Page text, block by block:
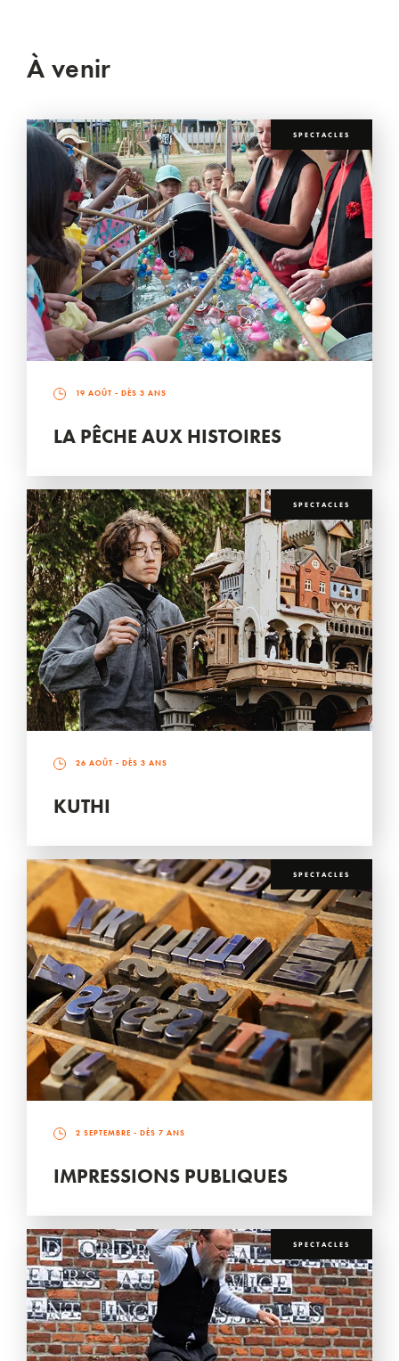
À venir
SPECTACLES
19 AOÛT - DÈS 3 ANS
LA PÊCHE AUX HISTOIRES
SPECTACLES
26 AOÛT - DÈS 3 ANS
KUTHI
SPECTACLES
2 SEPTEMBRE - DÈS 7 ANS
IMPRESSIONS PUBLIQUES
SPECTACLES